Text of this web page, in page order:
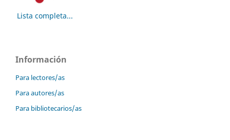
Lista completa...
Información
Para lectores/as
Para autores/as
Para bibliotecarios/as